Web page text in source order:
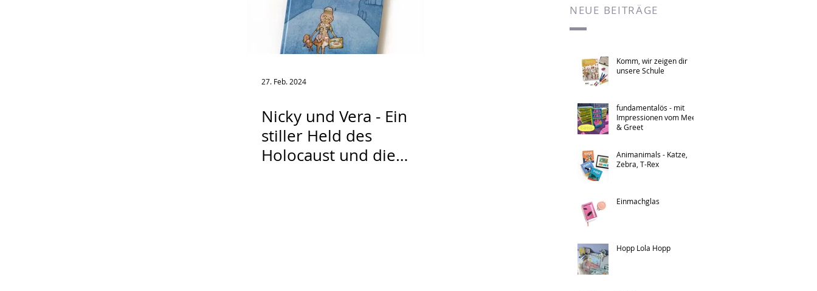
27. Feb. 2024
Nicky und Vera - Ein
stiller Held des
Holocaust und die
NEUE BEITRÄGE
Komm, wir zeigen dir
unsere Schule
fundamentalös - mit
Impressionen vom Meet
& Greet
Animanimals - Katze,
Zebra, T-Rex
Einmachglas
Hopp Lola Hopp